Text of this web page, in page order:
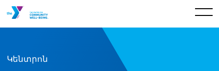
Կենտրոն